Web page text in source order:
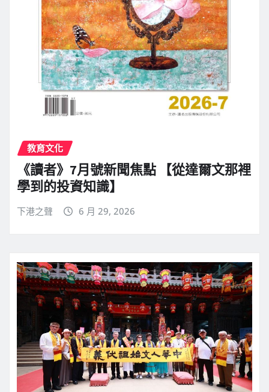
教育文化
《讀者》7月號新聞焦點 【從達爾文那裡
學到的投資知識】
下港之聲 6 月 29, 2026